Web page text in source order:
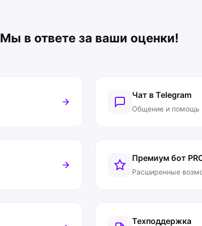
Мы в ответе за ваши оценки!
Чат в Telegram
Общение и помощь
Премиум бот
Расширенные
Техподдержка